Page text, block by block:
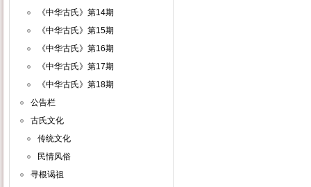
《中华古氏》第14期
《中华古氏》第15期
《中华古氏》第16期
《中华古氏》第17期
《中华古氏》第18期
公告栏
古氏文化
传统文化
民情风俗
寻根谒祖